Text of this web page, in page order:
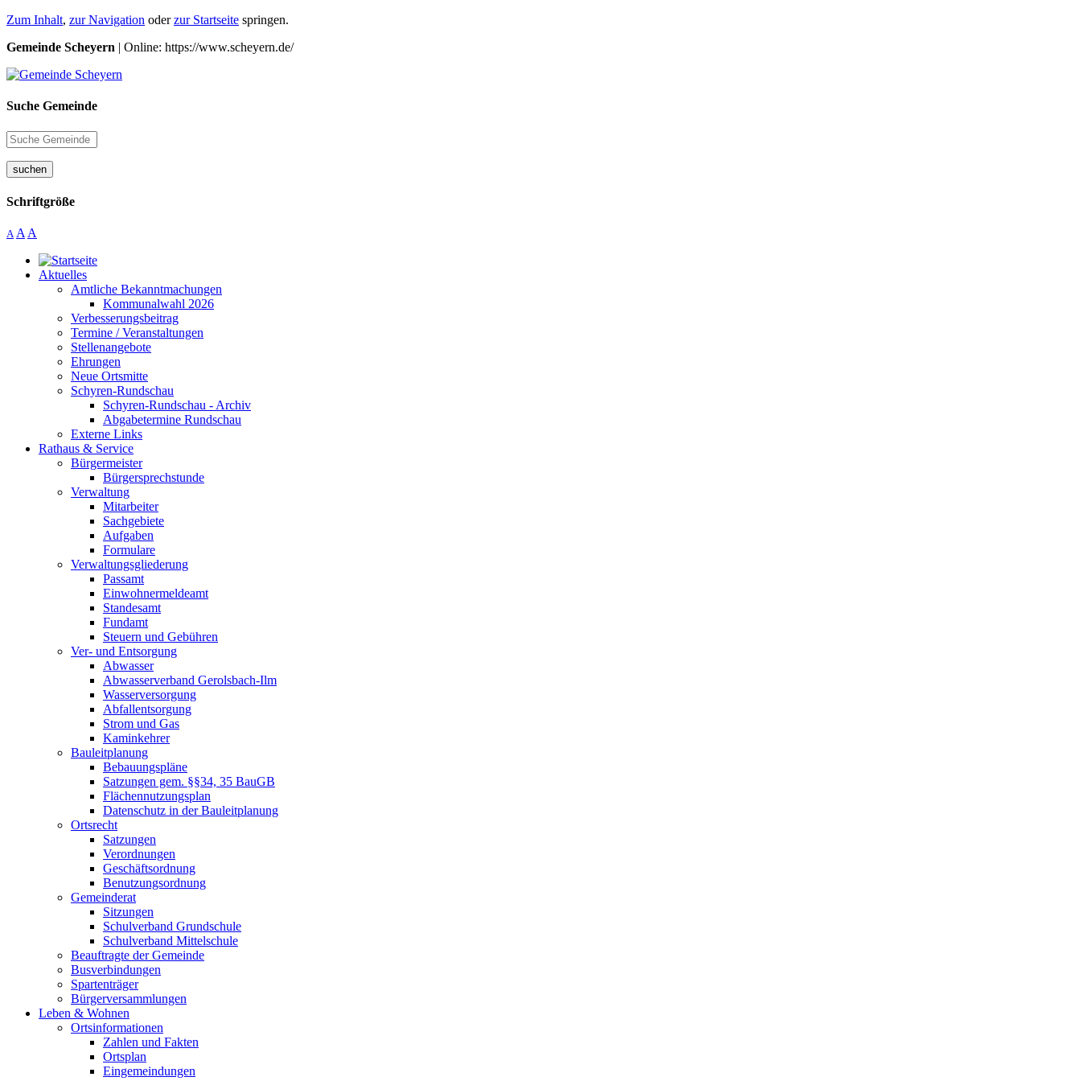
Zum Inhalt, zur Navigation oderzur Startseite springen.
Gemeinde Scheyern | Online: https://www.scheyern.de/
Suche Gemeinde
suchen
Schriftgröße
A A A
Aktuelles
Amtliche Bekanntmachungen
Kommunalwahl 2026
Verbesserungsbeitrag
Termine / Veranstaltungen
Stellenangebote
Ehrungen
Neue Ortsmitte
Schyren-Rundschau
Schyren-Rundschau - Archiv
Abgabetermine Rundschau
Externe Links
Rathaus & Service
Bürgermeister
Bürgersprechstunde
Verwaltung
Mitarbeiter
Sachgebiete
Aufgaben
Formulare
Verwaltungsgliederung
Passamt
Einwohnermeldeamt
Standesamt
Fundamt
Steuern und Gebühren
Ver- und Entsorgung
Abwasser
Abwasserverband Gerolsbach-Ilm
Wasserversorgung
Abfallentsorgung
Strom und Gas
Kaminkehrer
Bauleitplanung
Bebauungspläne
Satzungen gem. §§34, 35 BauGB
Flächennutzungsplan
Datenschutz in der Bauleitplanung
Ortsrecht
Satzungen
Verordnungen
Geschäftsordnung
Benutzungsordnung
Gemeinderat
Sitzungen
Schulverband Grundschule
Schulverband Mittelschule
Beauftragte der Gemeinde
Busverbindungen
Spartenträger
Bürgerversammlungen
Leben & Wohnen
Ortsinformationen
Zahlen und Fakten
Ortsplan
Eingemeindungen